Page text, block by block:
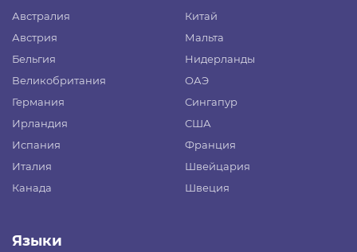
Австралия
Австрия
Бельгия
Великобритания
Германия
Ирландия
Испания
Италия
Канада
Китай
Мальта
Нидерланды
ОАЭ
Сингапур
США
Франция
Швейцария
Швеция
Языки